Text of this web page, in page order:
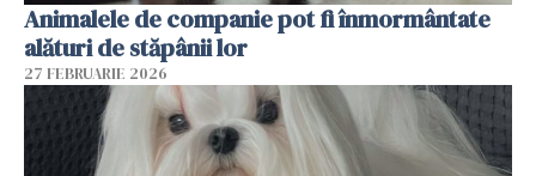
Animalele de companie pot fi înmormântate
alături de stăpânii lor
27 FEBRUARIE 2026